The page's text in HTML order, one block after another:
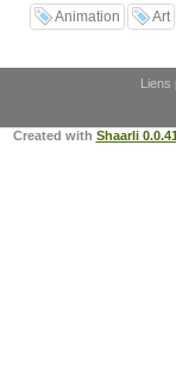
Animation Art
Liens
Created with Shaarli